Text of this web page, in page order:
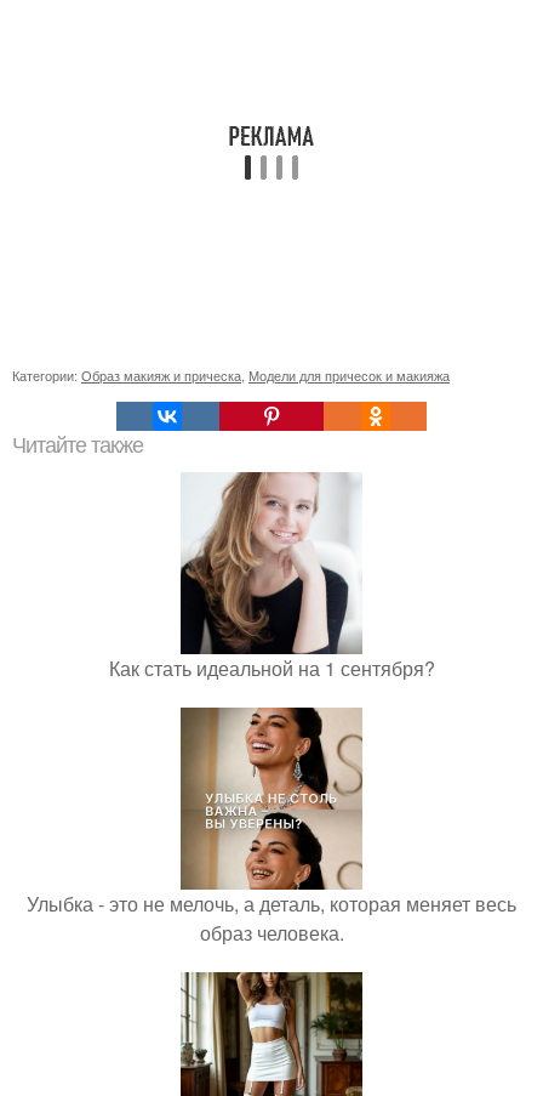
Категории: Образ макияж и прическа, Модели для причесок и макияжа
Читайте также
Как стать идеальной на 1 сентября?
Улыбка - это не мелочь, а деталь, которая меняет весь
образ человека.